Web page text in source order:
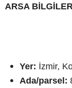
ARSA
Yer: İzmir,
Ada/parsel: